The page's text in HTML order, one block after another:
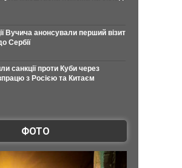
Вучича анонсували перший візит
Сербії
санкції проти Куби через
з Росією та Китаєм
ФОТО